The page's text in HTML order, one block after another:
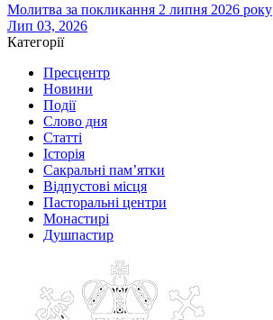
Молитва за покликання 2 липня 2026 року
Лип 03, 2026
Категорії
Пресцентр
Новини
Події
Слово дня
Статті
Історія
Сакральні пам’ятки
Відпустові місця
Пасторальні центри
Монастирі
Душпастир